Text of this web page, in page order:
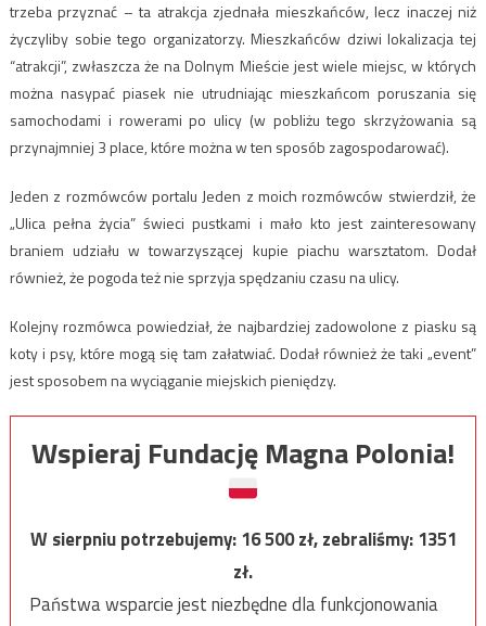
trzeba przyznać – ta atrakcja zjednała mieszkańców, lecz inaczej niż
życzyliby sobie tego organizatorzy. Mieszkańców dziwi lokalizacja tej
“atrakcji”, zwłaszcza że na Dolnym Mieście jest wiele miejsc, w których
można nasypać piasek nie utrudniając mieszkańcom poruszania się
samochodami i rowerami po ulicy (w pobliżu tego skrzyżowania są
przynajmniej 3 place, które można w ten sposób zagospodarować).
Jeden z rozmówców portalu Jeden z moich rozmówców stwierdził, że
„Ulica pełna życia” świeci pustkami i mało kto jest zainteresowany
braniem udziału w towarzyszącej kupie piachu warsztatom. Dodał
również, że pogoda też nie sprzyja spędzaniu czasu na ulicy.
Kolejny rozmówca powiedział, że najbardziej zadowolone z piasku są
koty i psy, które mogą się tam załatwiać. Dodał również że taki „event”
jest sposobem na wyciąganie miejskich pieniędzy.
Wspieraj Fundację Magna Polonia!
W sierpniu potrzebujemy:16 500zł, zebraliśmy:1351
zł.
Państwa wsparcie jest niezbędne dla funkcjonowania